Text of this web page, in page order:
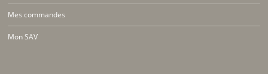
Mes commandes
Mon SAV